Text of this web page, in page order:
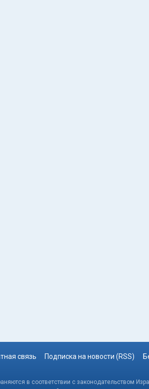
связь Подписка на новости (RSS)
в соответствии с законодательством